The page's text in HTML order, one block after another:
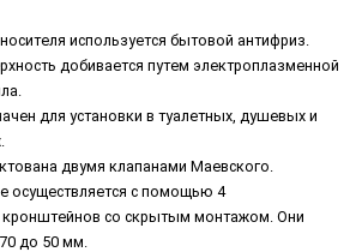
используется бытовой антифриз.
добивается путем электроплазменной
для установки в туалетных, душевых и
двумя клапанами Маевского.
осуществляется с помощью 4
кронштейнов со скрытым монтажом. Они
до 50 мм.